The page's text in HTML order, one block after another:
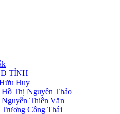
TỈNH
Huy
Hồ Thị Nguyên Thảo
Thiên Văn
Công Thái